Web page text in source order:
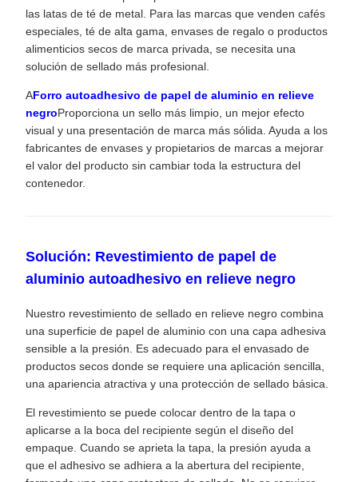
las latas de té de metal. Para las marcas que venden cafés
especiales, té de alta gama, envases de regalo o productos
alimenticios secos de marca privada, se necesita una
solución de sellado más profesional.
AForro autoadhesivo de papel de aluminio en relieve
negroProporciona un sello más limpio, un mejor efecto
visual y una presentación de marca más sólida. Ayuda a los
fabricantes de envases y propietarios de marcas a mejorar
el valor del producto sin cambiar toda la estructura del
contenedor.
Solución: Revestimiento de papel de
aluminio autoadhesivo en relieve negro
Nuestro revestimiento de sellado en relieve negro combina
una superficie de papel de aluminio con una capa adhesiva
sensible a la presión. Es adecuado para el envasado de
productos secos donde se requiere una aplicación sencilla,
una apariencia atractiva y una protección de sellado básica.
El revestimiento se puede colocar dentro de la tapa o
aplicarse a la boca del recipiente según el diseño del
empaque. Cuando se aprieta la tapa, la presión ayuda a
que el adhesivo se adhiera a la abertura del recipiente,